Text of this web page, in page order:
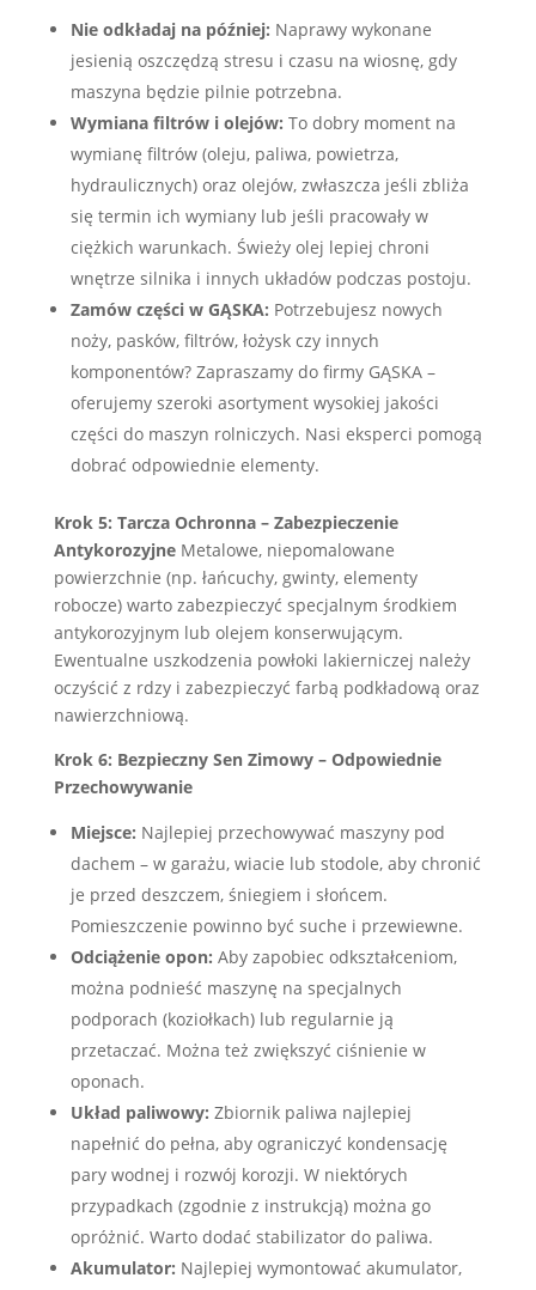
Nie odkładaj na później: Naprawy wykonane
jesienią oszczędzą stresu i czasu na wiosnę, gdy
maszyna będzie pilnie potrzebna.
Wymiana filtrów i olejów: To dobry moment na
wymianę filtrów (oleju, paliwa, powietrza,
hydraulicznych) oraz olejów, zwłaszcza jeśli zbliża
się termin ich wymiany lub jeśli pracowały w
ciężkich warunkach. Świeży olej lepiej chroni
wnętrze silnika i innych układów podczas postoju.
Zamów części w GĄSKA: Potrzebujesz nowych
noży, pasków, filtrów, łożysk czy innych
komponentów? Zapraszamy do firmy GĄSKA –
oferujemy szeroki asortyment wysokiej jakości
części do maszyn rolniczych. Nasi eksperci pomogą
dobrać odpowiednie elementy.
Krok 5: Tarcza Ochronna – Zabezpieczenie
AntykorozyjneMetalowe, niepomalowane
powierzchnie (np. łańcuchy, gwinty, elementy
robocze) warto zabezpieczyć specjalnym środkiem
antykorozyjnym lub olejem konserwującym.
Ewentualne uszkodzenia powłoki lakierniczej należy
oczyścić z rdzy i zabezpieczyć farbą podkładową oraz
nawierzchniową.
Krok 6: Bezpieczny Sen Zimowy – Odpowiednie
Przechowywanie
Miejsce: Najlepiej przechowywać maszyny pod
dachem – w garażu, wiacie lub stodole, aby chronić
je przed deszczem, śniegiem i słońcem.
Pomieszczenie powinno być suche i przewiewne.
Odciążenie opon: Aby zapobiec odkształceniom,
można podnieść maszynę na specjalnych
podporach (koziołkach) lub regularnie ją
przetaczać. Można też zwiększyć ciśnienie w
oponach.
Układ paliwowy: Zbiornik paliwa najlepiej
napełnić do pełna, aby ograniczyć kondensację
pary wodnej i rozwój korozji. W niektórych
przypadkach (zgodnie z instrukcją) można go
opróżnić. Warto dodać stabilizator do paliwa.
Akumulator: Najlepiej wymontować akumulator,